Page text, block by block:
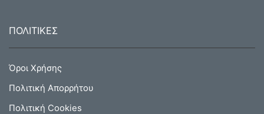
ΠΟΛΙΤΙΚΕΣ
Όροι Χρήσης
Πολιτική Απορρήτου
Πολιτική Cookies